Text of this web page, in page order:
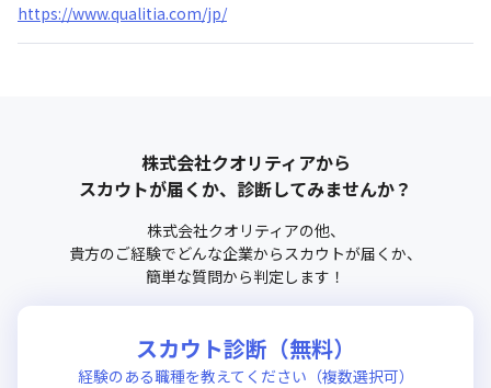
https://www.qualitia.com/jp/
株式会社クオリティアから
スカウトが届くか、診断してみませんか？
株式会社クオリティアの他、
貴方のご経験でどんな企業からスカウトが届くか、
簡単な質問から判定します！
スカウト診断（無料）
経験のある職種を教えてください（複数選択可）